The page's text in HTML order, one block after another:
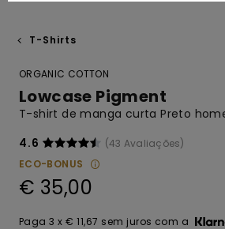
T-Shirts
ORGANIC COTTON
Lowcase Pigment
T-shirt de manga curta Preto
4.6
(43 Avaliações)
ECO-BONUS
€ 35,00
Paga 3 x € 11,67 sem juros com a